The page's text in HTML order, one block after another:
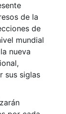
de la
de
mundial
nueva
sus siglas